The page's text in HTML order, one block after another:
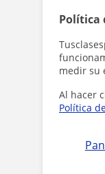
Política
medir su
Al hacer
Política